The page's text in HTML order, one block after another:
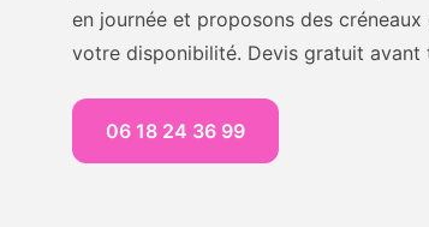
en journée et proposons des créneaux
votre disponibilité. Devis gratuit avant
06 18 24 36 99